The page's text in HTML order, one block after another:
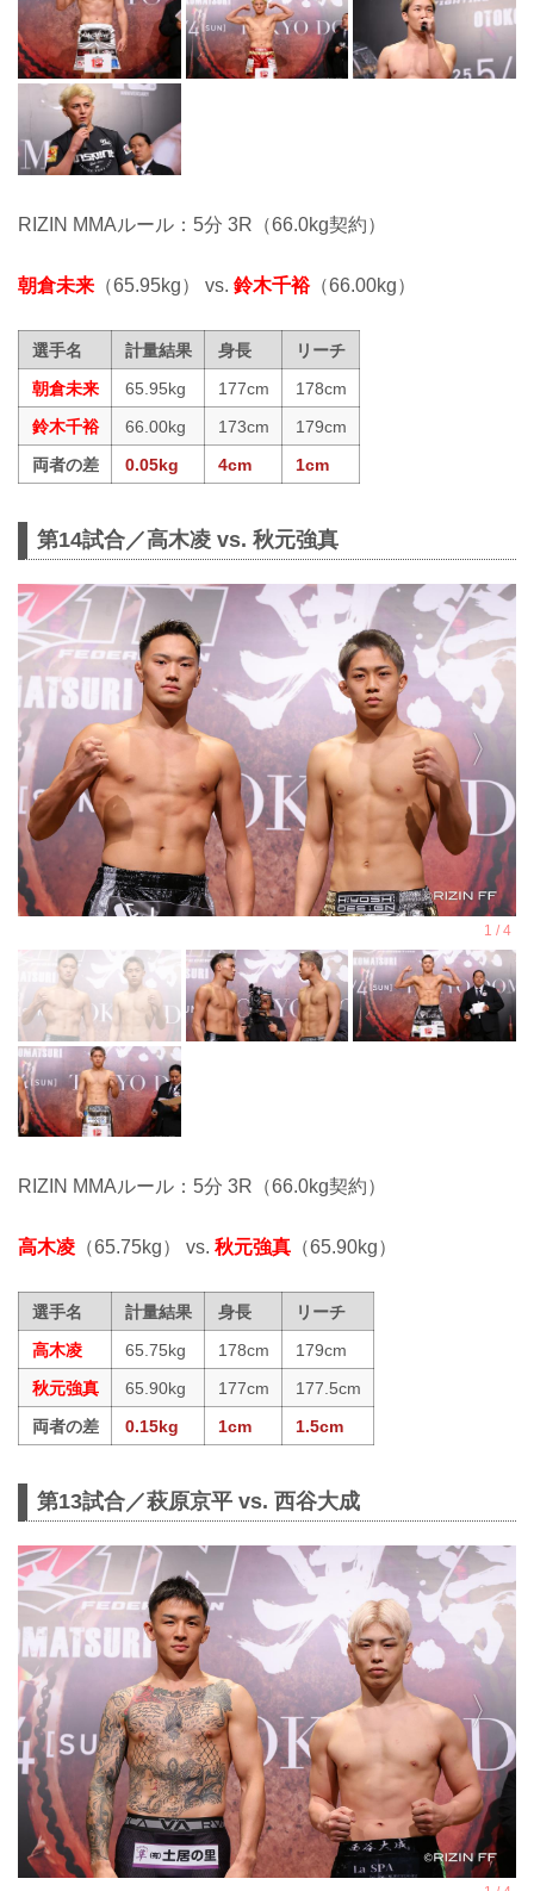
RIZIN MMAルール：5分 3R（66.0kg契約）
朝倉未来 （65.95kg） vs. 鈴木千裕（66.00kg）
選手名 計量結果 身長
リーチ
朝倉未来
65.95kg 177cm
178cm
鈴木千裕
66.00kg 173cm
179cm
両者の差
0.05kg 4cm 1cm
第14試合／高木凌 vs. 秋元強真
RIZIN MMAルール：5分 3R（66.0kg契約）
高木凌 （65.75kg） vs. 秋元強真 （65.90kg）
選手名 計量結果 身長
リーチ
高木凌
65.75kg 178cm
179cm
秋元強真
65.90kg 177cm
177.5cm
両者の差
0.15kg 1cm 1.5cm
第13試合／萩原京平 vs. 西谷大成